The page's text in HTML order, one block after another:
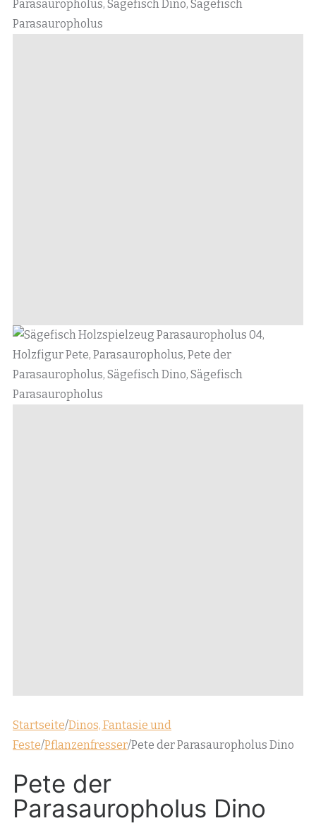
Startseite/Dinos, Fantasie und
Feste/Pflanzenfresser/Pete der Parasauropholus Dino
Pete der
Parasauropholus Dino